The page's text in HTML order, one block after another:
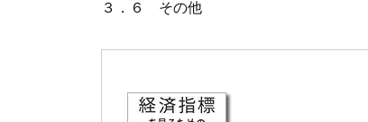
３．６ その他